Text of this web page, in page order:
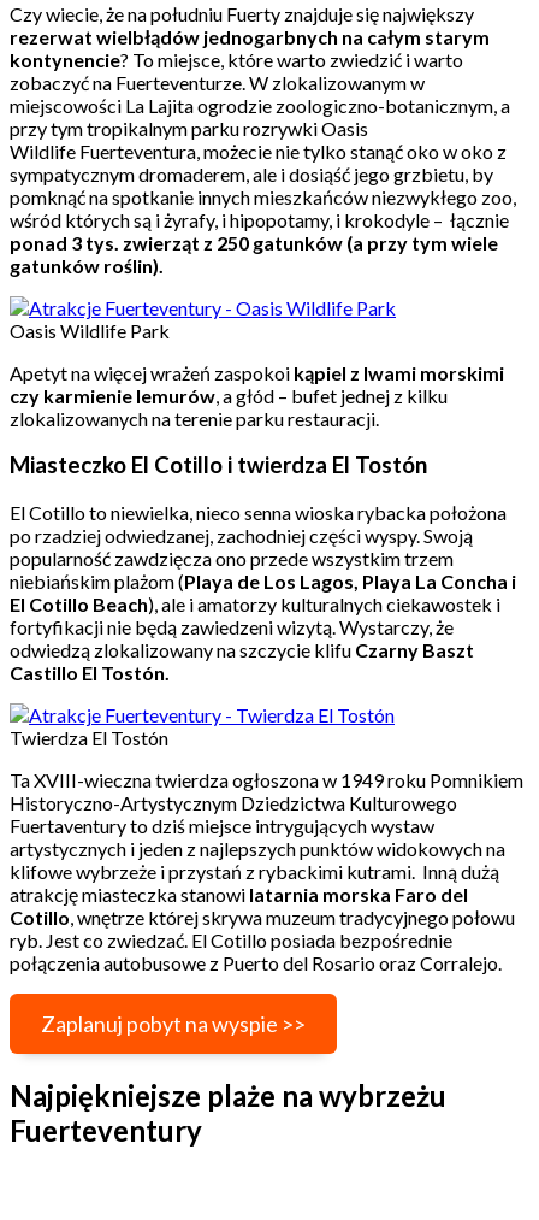
Czy wiecie, że na południu Fuerty znajduje się największy
rezerwat wielbłądów jednogarbnych na całym starym
kontynencie? To miejsce, które warto zwiedzić i warto
zobaczyć na Fuerteventurze. W zlokalizowanym w
miejscowości La Lajita ogrodzie zoologiczno-botanicznym, a
przy tym tropikalnym parku rozrywki Oasis
Wildlife Fuerteventura, możecie nie tylko stanąć oko w oko z
sympatycznym dromaderem, ale i dosiąść jego grzbietu, by
pomknąć na spotkanie innych mieszkańców niezwykłego zoo,
wśród których są i żyrafy, i hipopotamy, i krokodyle – łącznie
ponad 3 tys. zwierząt z 250 gatunków (a przy tym wiele
gatunków roślin).
Oasis Wildlife Park
Apetyt na więcej wrażeń zaspokoi kąpiel z lwami morskimi
czy karmienie lemurów , a głód – bufet jednej z kilku
zlokalizowanych na terenie parku restauracji.
Miasteczko El Cotillo i twierdza El Tostón
El Cotillo to niewielka, nieco senna wioska rybacka położona
po rzadziej odwiedzanej, zachodniej części wyspy. Swoją
popularność zawdzięcza ono przede wszystkim trzem
niebiańskim plażom (Playa de Los Lagos, Playa La Concha i
El Cotillo Beach), ale i amatorzy kulturalnych ciekawostek i
fortyfikacji nie będą zawiedzeni wizytą. Wystarczy, że
odwiedzą zlokalizowany na szczycie klifu Czarny Baszt
Castillo El Tostón.
Twierdza El Tostón
Ta XVIII-wieczna twierdza ogłoszona w 1949 roku Pomnikiem
Historyczno-Artystycznym Dziedzictwa Kulturowego
Fuertaventury to dziś miejsce intrygujących wystaw
artystycznych i jeden z najlepszych punktów widokowych na
klifowe wybrzeże i przystań z rybackimi kutrami. Inną dużą
atrakcję miasteczka stanowi latarnia morska Faro del
Cotillo, wnętrze której skrywa muzeum tradycyjnego połowu
ryb. Jest co zwiedzać. El Cotillo posiada bezpośrednie
połączenia autobusowe z Puerto del Rosario oraz Corralejo.
Zaplanuj pobyt na wyspie >>
Najpiękniejsze plaże na wybrzeżu
Fuerteventury